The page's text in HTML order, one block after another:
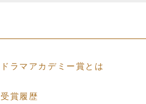
ドラマアカデミー賞とは
受賞履歴